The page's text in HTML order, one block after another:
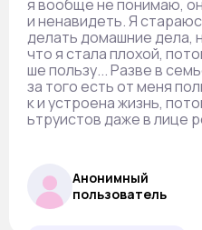
я вообще не понимаю,
и ненавидеть. Я
делать домашние дела,
что я стала плохой,
ше пользу... Разве в
за того есть от меня
к и устроена жизнь,
ьтруистов даже в лице
Анонимный
пользователь